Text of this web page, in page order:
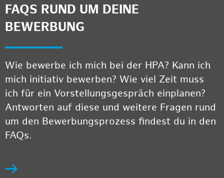
FAQS RUND UM DEINE
BEWERBUNG
Wie bewerbe ich mich bei der HPA? Kann ich
mich initiativ bewerben? Wie viel Zeit muss
ich für ein Vorstellungsgespräch einplanen?
Antworten auf diese und weitere Fragen rund
um den Bewerbungsprozess findest du in den
FAQs.